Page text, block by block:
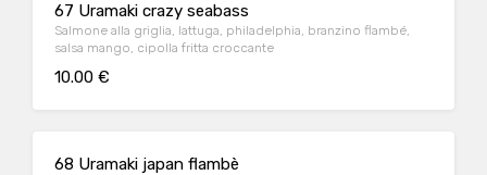
67 Uramaki crazy seabass
Salmone alla griglia, lattuga, philadelphia, branzino flambé,
salsa mango, cipolla fritta croccante
10.00 €
68 Uramaki japan flambè